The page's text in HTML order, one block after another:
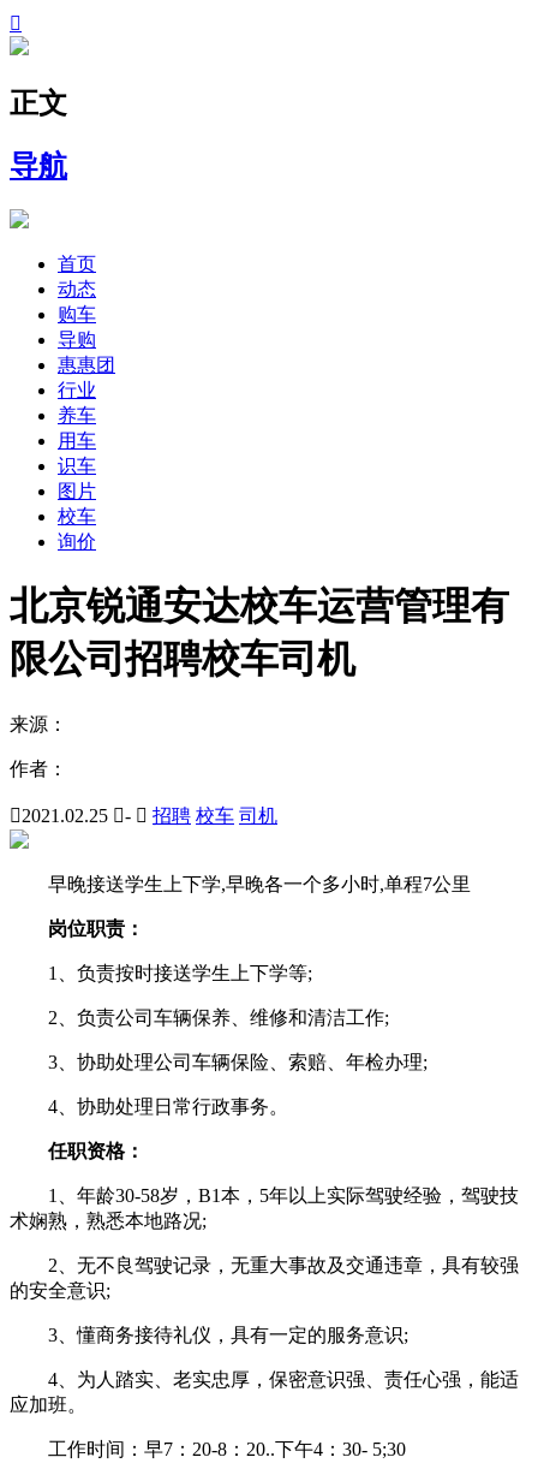

正文
导航
首页
动态
购车
导购
惠惠团
行业
养车
用车
识车
图片
校车
询价
北京锐通安达校车运营管理有
限公司招聘校车司机
来源：
作者：
2021.02.25 -  招聘 校车 司机
早晚接送学生上下学,早晚各一个多小时,单程7公里
岗位职责：
1、负责按时接送学生上下学等;
2、负责公司车辆保养、维修和清洁工作;
3、协助处理公司车辆保险、索赔、年检办理;
4、协助处理日常行政事务。
任职资格：
1、年龄30-58岁，B1本，5年以上实际驾驶经验，驾驶技
术娴熟，熟悉本地路况;
2、无不良驾驶记录，无重大事故及交通违章，具有较强
的安全意识;
3、懂商务接待礼仪，具有一定的服务意识;
4、为人踏实、老实忠厚，保密意识强、责任心强，能适
应加班。
工作时间：早7：20-8：20..下午4：30- 5;30